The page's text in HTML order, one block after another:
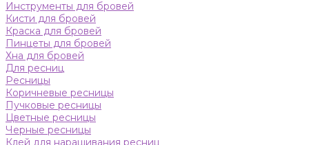
Инструменты для бровей
Кисти для бровей
Краска для бровей
Пинцеты для бровей
Хна для бровей
Для ресниц
Ресницы
Коричневые ресницы
Пучковые ресницы
Цветные ресницы
Черные ресницы
Клей для наращивания ресниц